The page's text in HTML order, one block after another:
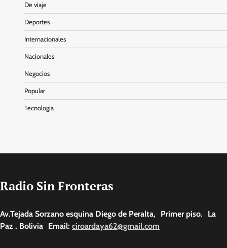
De viaje
Deportes
Internacionales
Nacionales
Negocios
Popular
Tecnologia
Radio Sin Fronteras
Av.Tejada Sorzano esquina Diego de Peralta, Primer piso. La
Paz . Bolivia Email: ciroardaya62@gmail.com